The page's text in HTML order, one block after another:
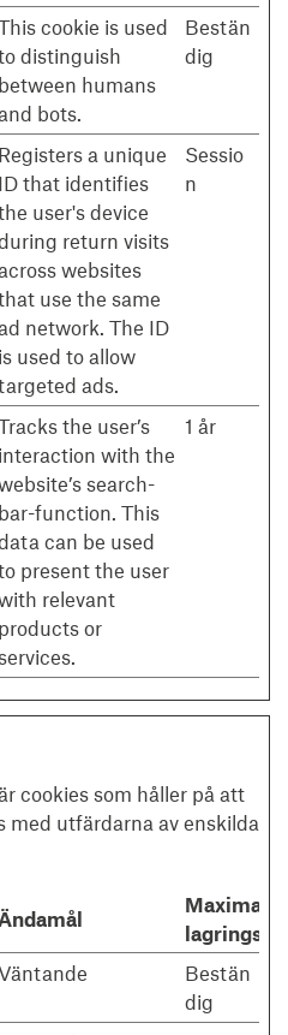
cookie is used
distinguish
between humans
bots.
Bestän
dig
Registers a unique
ID that identifies
user's device
return visits
websites
use the same
network. The ID
is used to allow
ads.
Sessio
n
the user’s
interaction with the
search-
bar-function. This
can be used
present the user
relevant
products or
1 år
cookies som håller på att
med utfärdarna av enskilda
Maximal
lagringstid
Bestän
dig